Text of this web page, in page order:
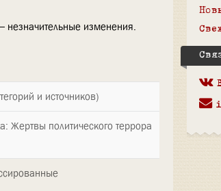
незначительные изменения.
и источников)
Жертвы политического террора